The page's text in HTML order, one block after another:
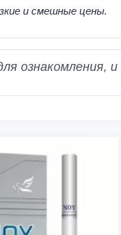
и смешные цены.
ознакомления,